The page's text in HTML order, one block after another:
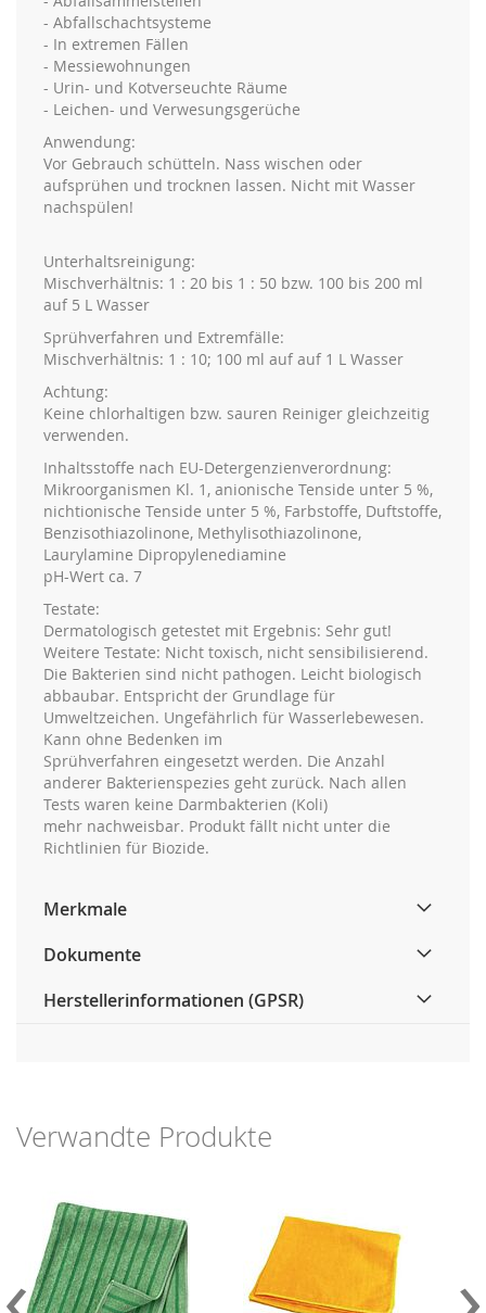
- Abfallschachtsysteme
- In extremen Fällen
- Messiewohnungen
- Urin- und Kotverseuchte Räume
- Leichen- und Verwesungsgerüche
Anwendung:
Vor Gebrauch schütteln. Nass wischen oder
aufsprühen und trocknen lassen. Nicht mit Wasser
nachspülen!
Unterhaltsreinigung:
Mischverhältnis: 1 : 20 bis 1 : 50 bzw. 100 bis 200 ml
auf 5 L Wasser
Sprühverfahren und Extremfälle:
Mischverhältnis: 1 : 10; 100 ml auf auf 1 L Wasser
Achtung:
Keine chlorhaltigen bzw. sauren Reiniger gleichzeitig
verwenden.
Inhaltsstoffe nach EU-Detergenzienverordnung:
Mikroorganismen Kl. 1, anionische Tenside unter 5 %,
nichtionische Tenside unter 5 %, Farbstoffe, Duftstoffe,
Benzisothiazolinone, Methylisothiazolinone,
Laurylamine Dipropylenediamine
pH-Wert ca. 7
Testate:
Dermatologisch getestet mit Ergebnis: Sehr gut!
Weitere Testate: Nicht toxisch, nicht sensibilisierend.
Die Bakterien sind nicht pathogen. Leicht biologisch
abbaubar. Entspricht der Grundlage für
Umweltzeichen. Ungefährlich für Wasserlebewesen.
Kann ohne Bedenken im
Sprühverfahren eingesetzt werden. Die Anzahl
anderer Bakterienspezies geht zurück. Nach allen
Tests waren keine Darmbakterien (Koli)
mehr nachweisbar. Produkt fällt nicht unter die
Richtlinien für Biozide.
Merkmale
Dokumente
Herstellerinformationen (GPSR)
Verwandte Produkte